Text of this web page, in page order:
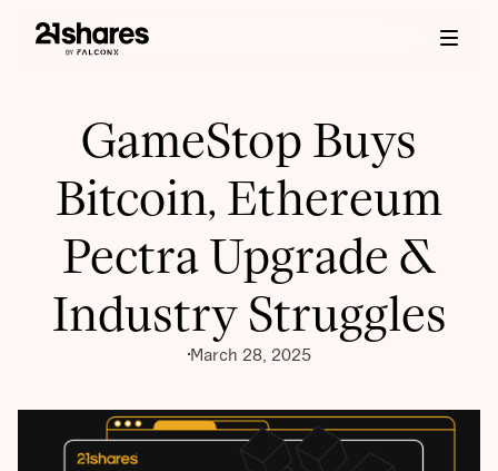
GameStop Buys
Bitcoin, Ethereum
Pectra Upgrade &
Industry Struggles
March 28, 2025